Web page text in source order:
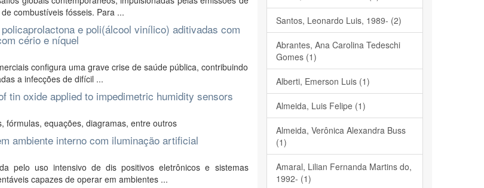
combustíveis fósseis. Para ...
e poli(álcool vinílico) aditivadas com
cério e níquel
configura uma grave crise de saúde pública, contribuindo
a infecções de difícil ...
tin oxide applied to impedimetric humidity sensors
fórmulas, equações, diagramas, entre outros
ambiente interno com iluminação artificial
pelo uso intensivo de dis positivos eletrônicos e sistemas
capazes de operar em ambientes ...
Santos, Leonardo Luis, 1989- (2)
Abrantes, Ana Carolina Tedeschi
Gomes (1)
Alberti, Emerson Luis (1)
Almeida, Luis Felipe (1)
Almeida, Verônica Alexandra Buss
(1)
Amaral, Lilian Fernanda Martins do,
1992- (1)